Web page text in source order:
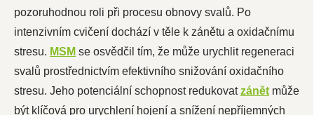
pozoruhodnou roli při procesu obnovy svalů. Po
intenzivním cvičení dochází v těle k zánětu a oxidačnímu
stresu. MSM se osvědčil tím, že může urychlit regeneraci
svalů prostřednictvím efektivního snižování oxidačního
stresu. Jeho potenciální schopnost redukovatzánět může
být klíčová pro urychlení hojení a snížení nepříjemných